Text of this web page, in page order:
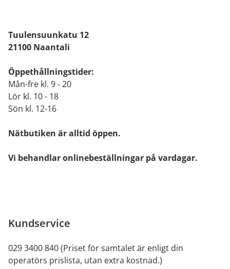
Tuulensuunkatu 12
21100 Naantali
Öppethållningstider:
Mån-fre kl. 9 - 20
Lör kl. 10 - 18
Sön kl. 12-16
Nätbutiken är alltid öppen.
Vi behandlar onlinebeställningar på vardagar.
Kundservice
029 3400 840 (Priset för samtalet är enligt din
operatörs prislista, utan extra kostnad.)